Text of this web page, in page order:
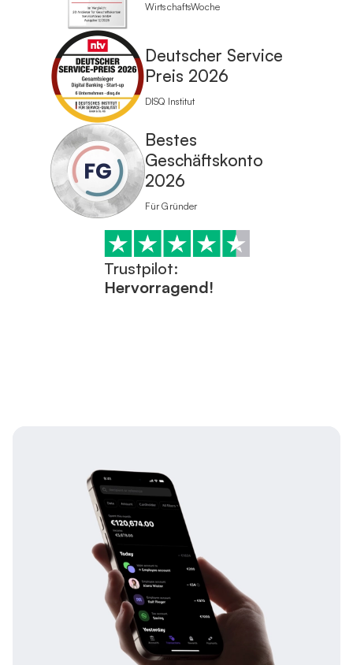
WirtschaftsWoche
Deutscher Service
Preis 2026
DISQ Institut
Bestes
Geschäftskonto
2026
Für Gründer
Trustpilot:
Hervorragend!